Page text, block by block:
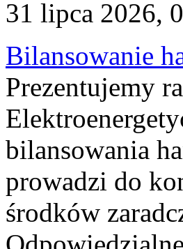
31 lipca 2026,
Bilansowanie
Prezentujemy
bilansowania
prowadzi do
środków